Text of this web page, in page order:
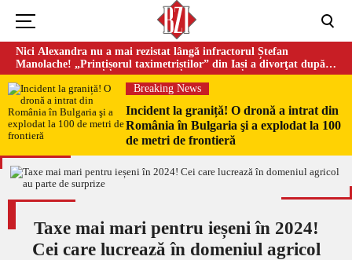
Nici Alexandra nu a mai rezistat lângă infractorul Ștefan
Manolache! „Prințișorul taximetriștilor” din Iași a divorţat după
doi ani de căsnicie
Breaking News
Incident la graniță! O dronă a intrat din
România în Bulgaria şi a explodat la 100
de metri de frontieră
Taxe mai mari pentru ieșeni în 2024!
Cei care lucrează în domeniul agricol